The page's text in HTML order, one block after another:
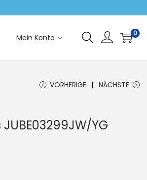
Mein Konto 0
VORHERIGE NÄCHSTE
YG